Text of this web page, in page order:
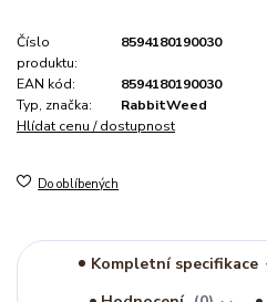
Číslo
produktu:
8594180190030
EAN kód:
8594180190030
Typ, značka:
RabbitWeed
Hlídat cenu / dostupnost
Do oblíbených
Kompletní specifikace